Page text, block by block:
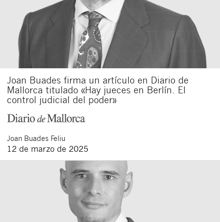
Joan Buades firma un artículo en Diario de
Mallorca titulado «Hay jueces en Berlín. El
control judicial del poder»
Joan Buades Feliu
12 de marzo de 2025